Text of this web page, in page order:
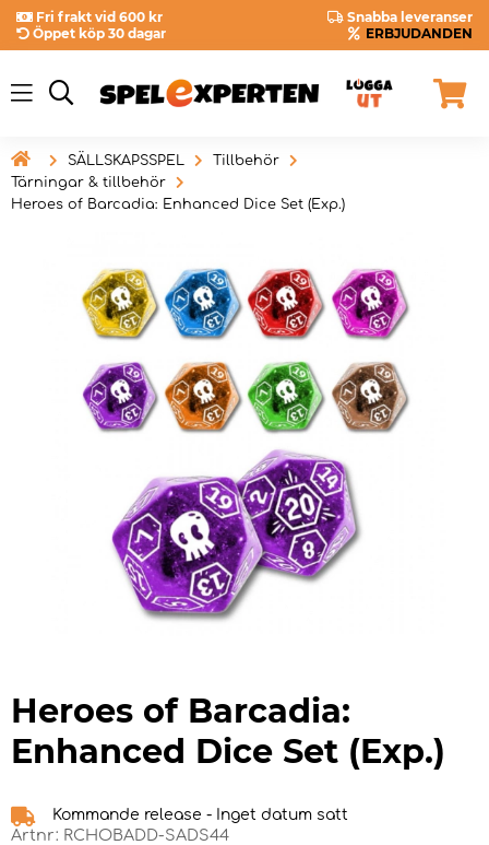
Fri frakt vid 600 kr
Snabba leveranser
Öppet köp 30 dagar
ERBJUDANDEN
 SÄLLSKAPSSPEL
Tillbehör
Tärningar & tillbehör
Heroes of Barcadia: Enhanced Dice Set (Exp.)
Heroes of Barcadia:
Enhanced Dice Set (Exp.)
Kommande release - Inget datum satt
Artnr: RCHOBADD-SADS44